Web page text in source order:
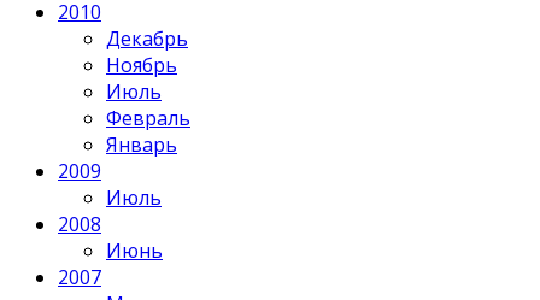
2010
Декабрь
Ноябрь
Июль
Февраль
Январь
2009
Июль
2008
Июнь
2007